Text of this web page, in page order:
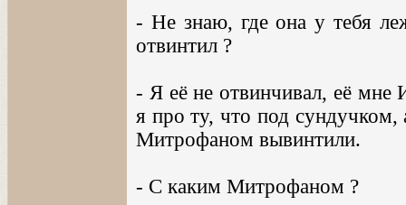
- Не знаю, где она у тебя
отвинтил ?
- Я её не отвинчивал, её мне
я про ту, что под сундучком,
Митрофаном вывинтили.
- С каким Митрофаном ?